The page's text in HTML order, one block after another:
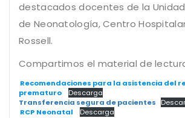
destacados docentes de la
de Neonatología, Centro
Rossell.
Compartimos el material de
Recomendaciones para la asistencia del
prematuro
Descarga
Transferencia segura de pacientes
RCP Neonatal
Descarga